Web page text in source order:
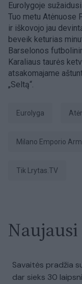
Eurolygoje
Tuo metu Atėnuose
ir iškovojo jau
beveik keturias
Barselonos
Karaliaus taurės
atsakomajame
„Seltą“.
Eurolyga
Milano Emporio
tik Lrytas.TV
Savaitės pradžia
dar sieks 30